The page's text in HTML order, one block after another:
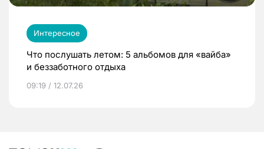
Интересное
Что послушать летом: 5 альбомов для «вайба»
и беззаботного отдыха
09:19 / 12.07.26